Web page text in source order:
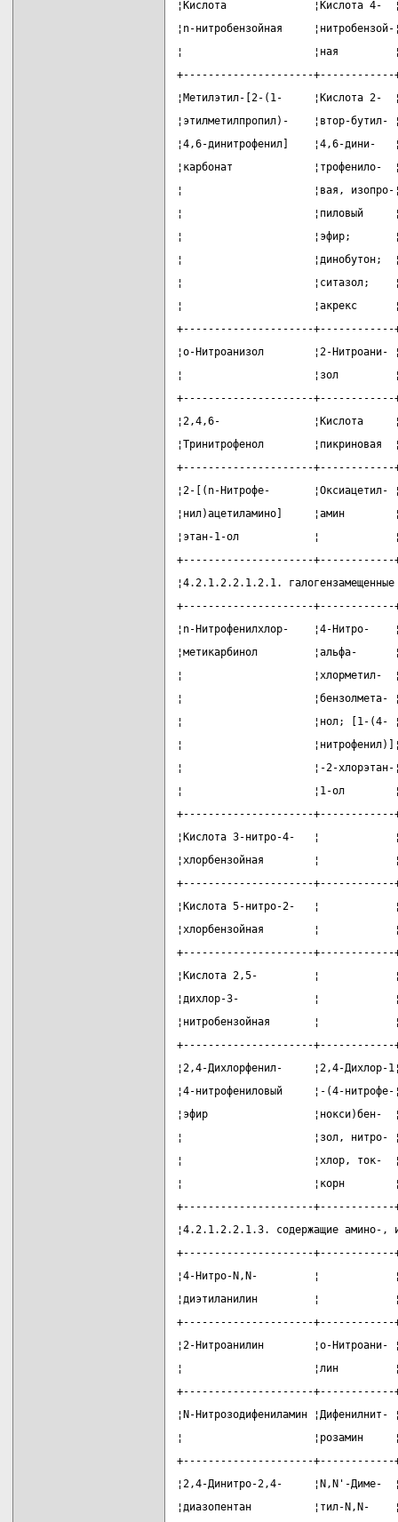
¦Кислота              ¦Кислота
¦n-нитробензойная
¦                     ¦ная
+---------------------+------------
¦Метилэтил-[2-(1-     ¦Кислота
¦этилметилпропил)-    ¦втор-
¦4,6-динитрофенил]    ¦4,6-
¦карбонат
¦                     ¦вая,
¦                     ¦пиловый
¦                     ¦эфир;
¦
¦                     ¦ситазол;
¦                     ¦акрекс
+---------------------+------------
¦о-Нитроанизол        ¦2-
¦                     ¦зол
+---------------------+------------
¦2,4,6-               ¦Кислота
¦Тринитрофенол
+---------------------+------------
¦2-[(n-Нитрофе-
¦нил)ацетиламино]
¦этан-1-ол            ¦
+---------------------+------------
¦4.2.1.2.2.1.2.1.
+---------------------+------------
¦n-Нитрофенилхлор-    ¦4-
¦метикарбинол
¦
¦
¦                     ¦нол; [1-
¦
¦                     ¦-2-
¦                     ¦1-ол
+---------------------+------------
¦Кислота 3-нитро-4-   ¦
¦хлорбензойная        ¦
+---------------------+------------
¦Кислота 5-нитро-2-   ¦
¦хлорбензойная        ¦
+---------------------+------------
¦Кислота 2,5-         ¦
¦дихлор-3-            ¦
¦нитробензойная       ¦
+---------------------+------------
¦2,4-Дихлорфенил-     ¦2,4-
¦4-нитрофениловый     ¦-(4-
¦эфир
¦                     ¦зол,
¦                     ¦хлор,
¦                     ¦корн
+---------------------+------------
¦4.2.1.2.2.1.3. содержащие
+---------------------+------------
¦4-Нитро-N,N-         ¦
¦диэтиланилин         ¦
+---------------------+------------
¦2-Нитроанилин        ¦о-
¦                     ¦лин
+---------------------+------------
¦N-Нитрозодифениламин
¦                     ¦розамин
+---------------------+------------
¦2,4-Динитро-2,4-     ¦N,N'-
¦диазопентан          ¦тил-